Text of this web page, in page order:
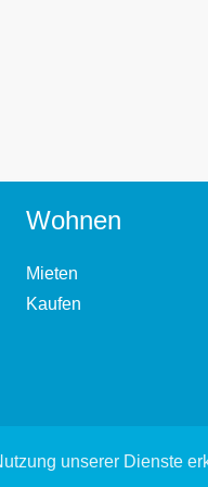
Wohnen
Mieten
Kaufen
unserer Dienste